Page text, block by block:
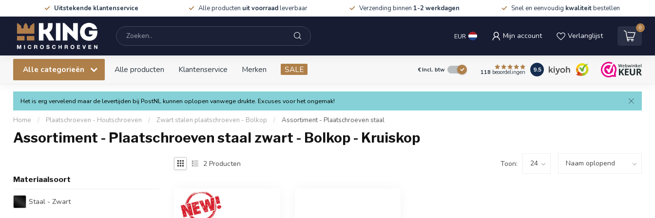
Uitstekende klantenservice Alle producten uit voorraadleverbaar Verzending binnen 1-2 werkdagen Snel en eenvoudig kwaliteitbestellen
EUR Mijn account Verlanglijst
0
Alle categorieën Alle producten Klantenservice Merken SALE €Incl. btw 118 beoordelingen 9.5
Het is erg vervelend maar de levertijden bij PostNL kunnen oplopen vanwege drukte. Excuses voor het ongemak!
Home / Plaatschroeven - Houtschroeven / Zwart stalen plaatschroeven - Bolkop / Assortiment - Plaatschroeven staal
Assortiment - Plaatschroeven staal zwart - Bolkop - Kruiskop
Materiaalsoort
Staal - Zwart
2 Producten Toon: